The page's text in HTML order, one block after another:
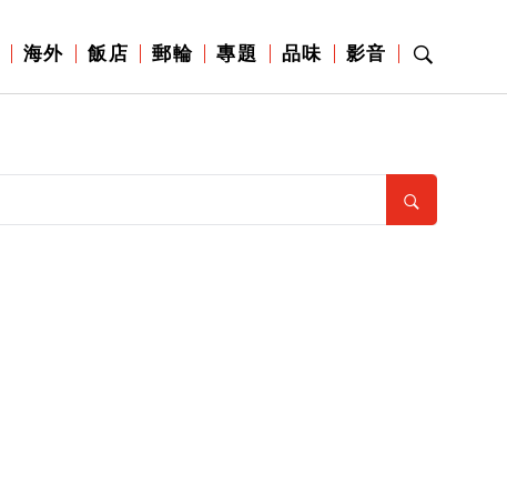
海外 飯店 郵輪 專題 品味 影音